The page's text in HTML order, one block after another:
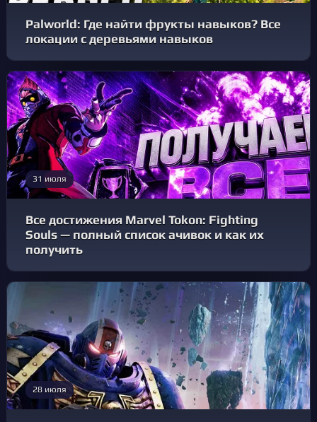
Palworld: Где найти фрукты навыков? Все
локации с деревьями навыков
31 июля
Все достижения Marvel Tokon: Fighting
Souls — полный список ачивок и как их
получить
28 июля